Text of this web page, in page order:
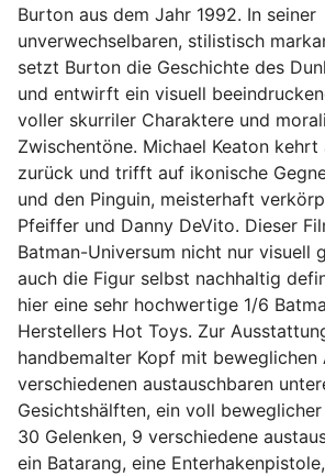
Burton aus dem Jahr 1992. In seiner
unverwechselbaren, stilistisch
setzt Burton die Geschichte des
und entwirft ein visuell
voller skurriler Charaktere und
Zwischentöne. Michael Keaton kehrt
zurück und trifft auf ikonische
und den Pinguin, meisterhaft
Pfeiffer und Danny DeVito. Dieser
Batman-Universum nicht nur visuell
auch die Figur selbst nachhaltig
hier eine sehr hochwertige 1/6
Herstellers Hot Toys. Zur
handbemalter Kopf mit beweglichen
verschiedenen austauschbaren
Gesichtshälften, ein voll
30 Gelenken, 9 verschiedene
ein Batarang, eine